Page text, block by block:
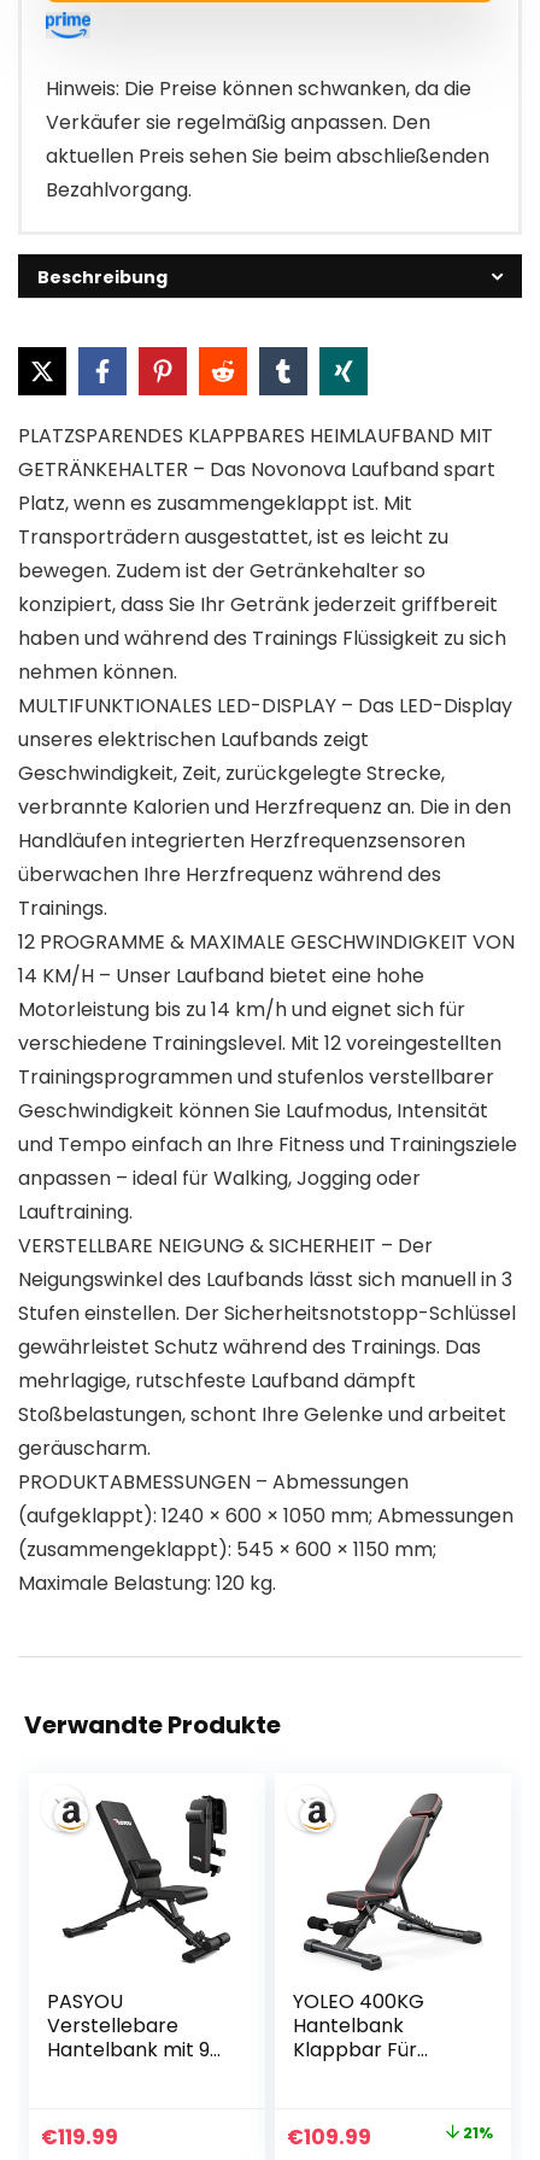
Hinweis: Die Preise können schwanken, da die
Verkäufer sie regelmäßig anpassen. Den
aktuellen Preis sehen Sie beim abschließenden
Bezahlvorgang.
Beschreibung
PLATZSPARENDES KLAPPBARES HEIMLAUFBAND MIT
GETRÄNKEHALTER – Das Novonova Laufband spart
Platz, wenn es zusammengeklappt ist. Mit
Transporträdern ausgestattet, ist es leicht zu
bewegen. Zudem ist der Getränkehalter so
konzipiert, dass Sie Ihr Getränk jederzeit griffbereit
haben und während des Trainings Flüssigkeit zu sich
nehmen können.
MULTIFUNKTIONALES LED-DISPLAY – Das LED-Display
unseres elektrischen Laufbands zeigt
Geschwindigkeit, Zeit, zurückgelegte Strecke,
verbrannte Kalorien und Herzfrequenz an. Die in den
Handläufen integrierten Herzfrequenzsensoren
überwachen Ihre Herzfrequenz während des
Trainings.
12 PROGRAMME & MAXIMALE GESCHWINDIGKEIT VON
14 KM/H – Unser Laufband bietet eine hohe
Motorleistung bis zu 14 km/h und eignet sich für
verschiedene Trainingslevel. Mit 12 voreingestellten
Trainingsprogrammen und stufenlos verstellbarer
Geschwindigkeit können Sie Laufmodus, Intensität
und Tempo einfach an Ihre Fitness und Trainingsziele
anpassen – ideal für Walking, Jogging oder
Lauftraining.
VERSTELLBARE NEIGUNG & SICHERHEIT – Der
Neigungswinkel des Laufbands lässt sich manuell in 3
Stufen einstellen. Der Sicherheitsnotstopp-Schlüssel
gewährleistet Schutz während des Trainings. Das
mehrlagige, rutschfeste Laufband dämpft
Stoßbelastungen, schont Ihre Gelenke und arbeitet
geräuscharm.
PRODUKTABMESSUNGEN – Abmessungen
(aufgeklappt): 1240 × 600 × 1050 mm; Abmessungen
(zusammengeklappt): 545 × 600 × 1150 mm;
Maximale Belastung: 120 kg.
Verwandte Produkte
PASYOU
Verstellebare
Hantelbank mit 90
Schrägbank
€119.99
YOLEO 400KG
Hantelbank
Klappbar Für
gbank Hantelbank
besser geeignet
Ursprünglicher
€109.99 Aktueller21%